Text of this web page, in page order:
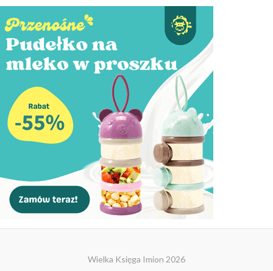
Wielka Księga Imion 2026